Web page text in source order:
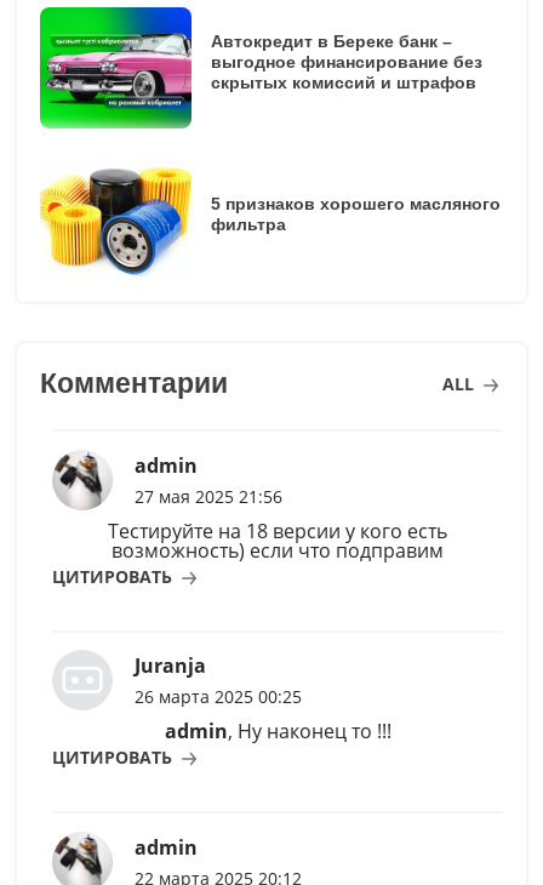
Автокредит в Береке банк –
выгодное финансирование без
скрытых комиссий и штрафов
5 признаков хорошего масляного
фильтра
Комментарии ALL
admin
27 мая 2025 21:56
Тестируйте на 18 версии у кого есть
возможность) если что подправим
ЦИТИРОВАТЬ
Juranja
26 марта 2025 00:25
admin, Ну наконец то !!!
ЦИТИРОВАТЬ
admin
22 марта 2025 20:12